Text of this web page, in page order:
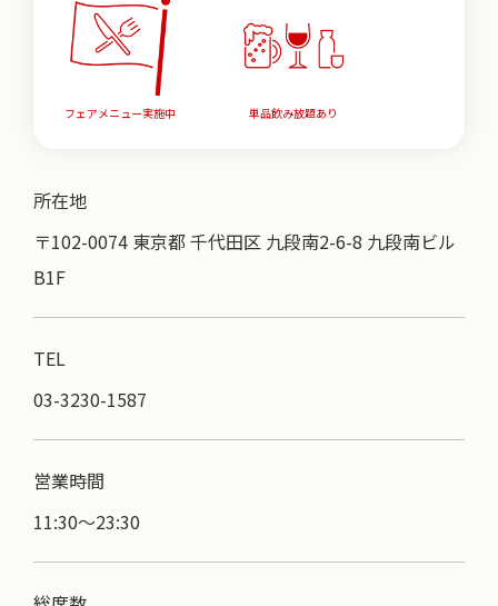
フェアメニュー実施中 単品飲み放題あり
所在地
〒102-0074 東京都 千代田区 九段南2-6-8 九段南ビル
B1F
TEL
03-3230-1587
営業時間
11:30〜23:30